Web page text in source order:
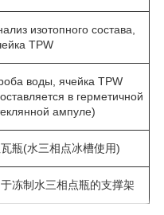
изотопного состава,
TPW
воды, ячейка TPW
в герметичной
ампуле)
瓶(水三相点冰槽使用)
于冻制水三相点瓶的支撑架